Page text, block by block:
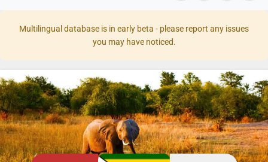
Multilingual database is in early beta - please report any issues
you may have noticed.